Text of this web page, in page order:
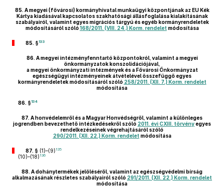
85. A megyei (fővárosi) kormányhivatal munkaügyi központjának az EU Kék
Kártya kiadásával kapcsolatos szakhatósági állásfoglalása kialakításának
szabályairól, valamint egyes migrációs tárgyú és egyéb kormányrendeletek
módosításáról szóló 168/2011. (VIII. 24.) Korm. rendelet módosítása
85. §133
86. A megyei intézményfenntartó központokról, valamint a megyei
önkormányzatok konszolidációjával,
a megyei önkormányzati intézmények és a Fővárosi Önkormányzat
egészségügyi intézményeinek átvételével összefüggő egyes
kormányrendeletek módosításáról szóló 258/2011. (XII. 7.) Korm. rendelet
módosítása
86. §134
87. A honvédelemről és a Magyar Honvédségről, valamint a különleges
jogrendben bevezethető intézkedésekről szóló 2011. évi CXIII. törvényegyes
rendelkezéseinek végrehajtásáról szóló
290/2011. (XII. 22.) Korm. rendelet módosítása
87. §(1)–(9) 135
(10)–(18) 136
88. A dohánytermékek jelöléséről, valamint az egészségvédelmi bírság
alkalmazásának részletes szabályairól szóló 291/2011. (XII. 22.) Korm. rendelet
módosítása